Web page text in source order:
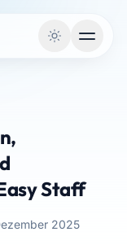
Staff
2025